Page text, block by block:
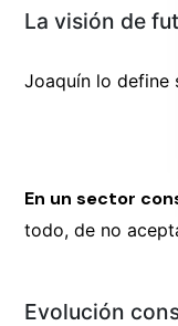
La visión de
Joaquín lo define
En un sector
todo, de no
Evolución